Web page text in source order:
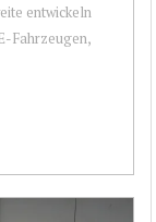
entwickeln
Fahrzeugen,